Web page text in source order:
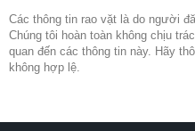
Các thông tin rao vặt là do người
Chúng tôi hoàn toàn không chịu
quan đến các thông tin này. Hãy
không hợp lệ.